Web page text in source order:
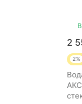
2
2%